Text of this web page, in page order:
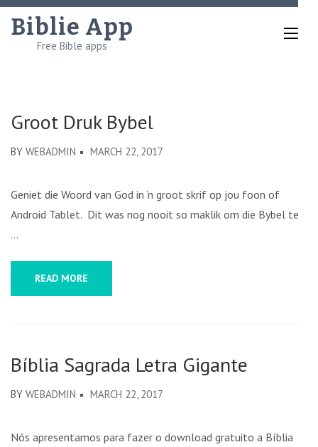
Skip
content
Biblie App
Free Bible apps
Groot Druk Bybel
BY WEBADMIN MARCH 22, 2017
Geniet die Woord van God in ‘n groot skrif op jou foon of
Android Tablet. Dit was nog nooit so maklik om die Bybel te
…
READ MORE
Bíblia Sagrada Letra Gigante
BY WEBADMIN MARCH 22, 2017
Nós apresentamos para fazer o download gratuito a Bíblia